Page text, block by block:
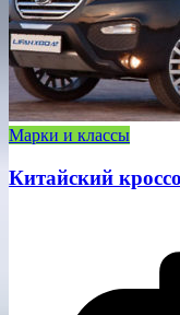
Марки и классы
Китайский